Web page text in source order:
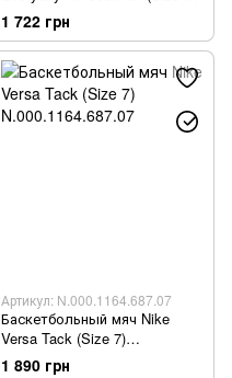
N.100.4369.070.07
1 722 грн
Артикул: N.000.1164.687.07
Баскетбольный мяч Nike
Versa Tack (Size 7)
N.000.1164.687.07
1 890 грн